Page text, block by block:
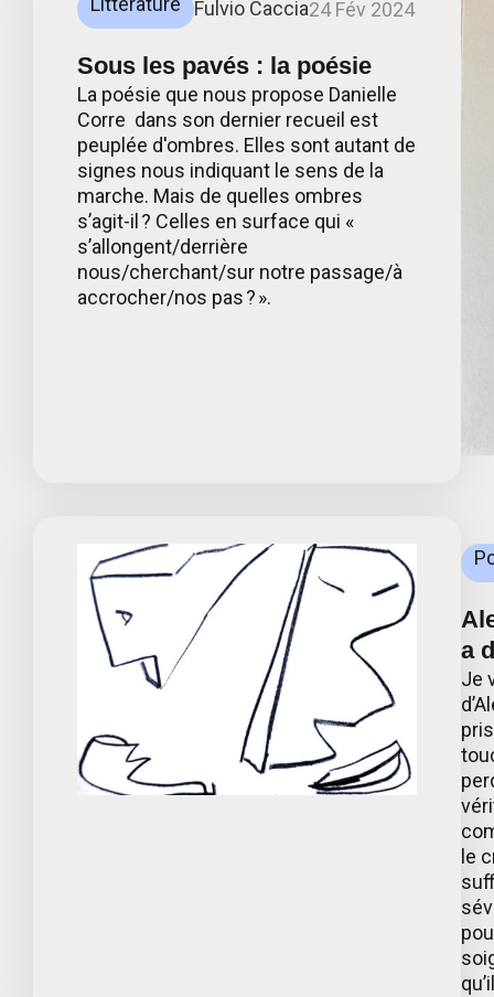
Fulvio Caccia24 Fév 2024
Sous les pavés : la poésie
La poésie que nous propose Danielle
Corre dans son dernier recueil est
peuplée d'ombres. Elles sont autant de
signes nous indiquant le sens de la
marche. Mais de quelles ombres
s’agit-il ? Celles en surface qui «
s’allongent/derrière
nous/cherchant/sur notre passage/à
accrocher/nos pas ? ».
a
Je
le